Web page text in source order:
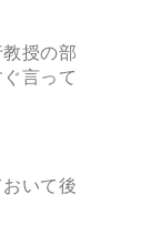
授の部
言って
いて後